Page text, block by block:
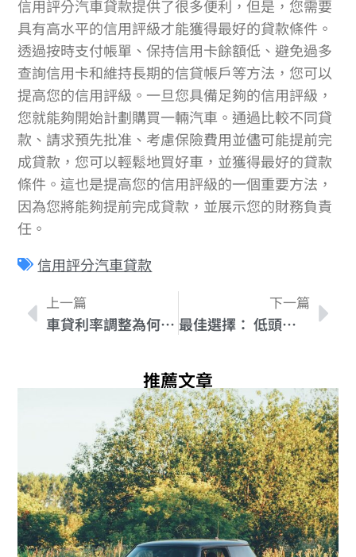
信用評分汽車貸款提供了很多便利，但是，您需要
具有高水平的信用評級才能獲得最好的貸款條件。
透過按時支付帳單、保持信用卡餘額低、避免過多
查詢信用卡和維持長期的信貸帳戶等方法，您可以
提高您的信用評級。一旦您具備足夠的信用評級，
您就能夠開始計劃購買一輛汽車。通過比較不同貸
款、請求預先批准、考慮保險費用並儘可能提前完
成貸款，您可以輕鬆地買好車，並獲得最好的貸款
條件。這也是提高您的信用評級的一個重要方法，
因為您將能夠提前完成貸款，並展示您的財務負責
任。
信用評分汽車貸款
上一篇
車貸利率調整為何？如何應對？
下一篇
最佳選擇： 低頭期款汽車貸款的優點
推薦文章